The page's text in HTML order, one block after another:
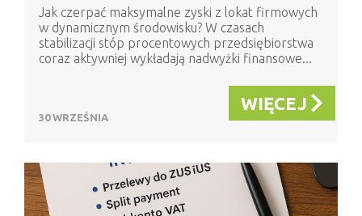
Jak czerpać maksymalne zyski z lokat firmowych
w dynamicznym środowisku? W czasach
stabilizacji stóp procentowych przedsiębiorstwa
coraz aktywniej wykładają nadwyżki finansowe...
30 WRZEŚNIA
WIĘCEJ